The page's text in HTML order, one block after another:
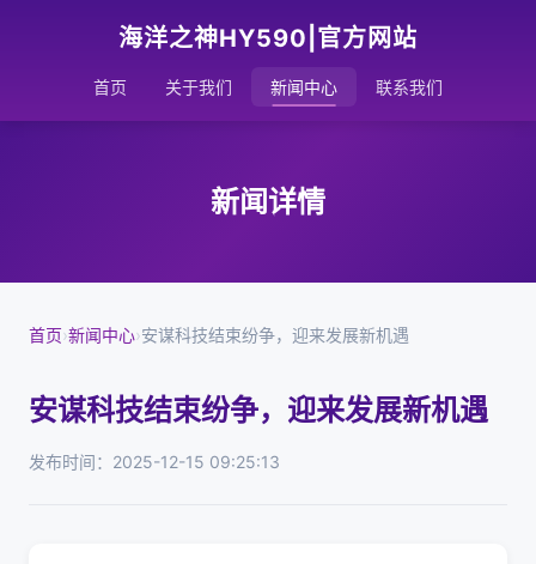
海洋之神HY590|官方网站
首页 关于我们 新闻中心 联系我们
新闻详情
首页›新闻中心›安谋科技结束纷争，迎来发展新机遇
安谋科技结束纷争，迎来发展新机遇
发布时间：2025-12-15 09:25:13